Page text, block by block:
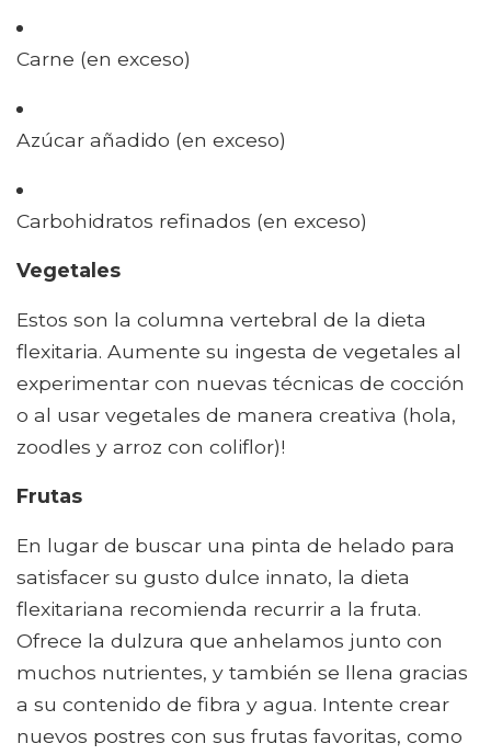
Carne (en exceso)
Azúcar añadido (en exceso)
Carbohidratos refinados (en exceso)
Vegetales
Estos son la columna vertebral de la dieta
flexitaria. Aumente su ingesta de vegetales al
experimentar con nuevas técnicas de cocción
o al usar vegetales de manera creativa (hola,
zoodles y arroz con coliflor)!
Frutas
En lugar de buscar una pinta de helado para
satisfacer su gusto dulce innato, la dieta
flexitariana recomienda recurrir a la fruta.
Ofrece la dulzura que anhelamos junto con
muchos nutrientes, y también se llena gracias
a su contenido de fibra y agua. Intente crear
nuevos postres con sus frutas favoritas, como